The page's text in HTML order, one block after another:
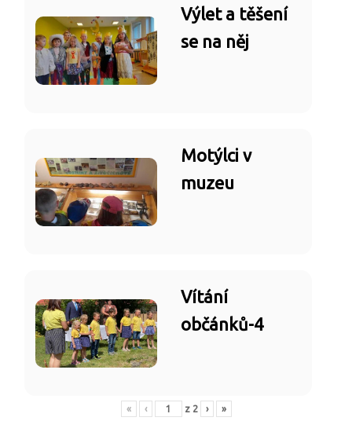
Výlet a těšení
se na něj
Motýlci v
muzeu
Vítání
občánků-4
« ‹ z 2 › »